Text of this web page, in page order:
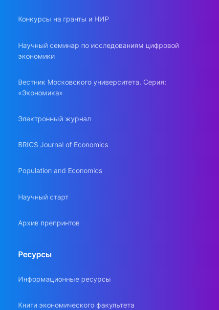
Конкурсы на гранты и НИР
Научный семинар по исследованиям цифровой
экономики
Вестник Московского университета. Серия:
«Экономика»
Электронный журнал
BRICS Journal of Economics
Population and Economics
Научный старт
Архив препринтов
Ресурсы
Информационные ресурсы
Книги экономического факультета